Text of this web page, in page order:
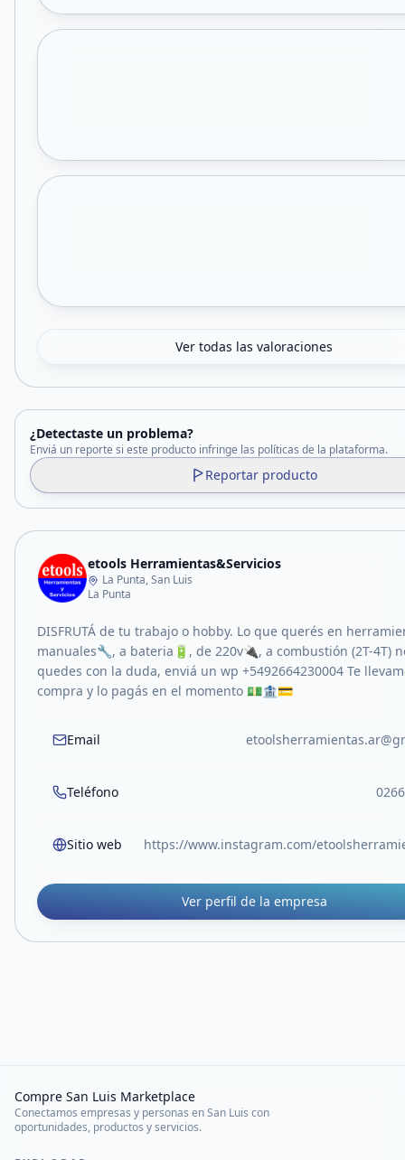
Ver todas las valoraciones
¿Detectaste un problema?
Enviá un reporte si este producto infringe las políticas de la plataforma.
Reportar producto
etools Herramientas&Servicios
La Punta, San Luis
La Punta
DISFRUTÁ de tu trabajo o hobby. Lo que querés en
manuales🔧, a bateria🔋, de 220v🔌, a combustión (2T-4T)
quedes con la duda, enviá un wp +5492664230004 Te
compra y lo pagás en el momento 💵🏦💳
Email
Teléfono
Sitio web https://www.instagram.com/
Ver perfil de la empresa
Compre San Luis Marketplace
Conectamos empresas y personas en San Luis con
oportunidades, productos y servicios.